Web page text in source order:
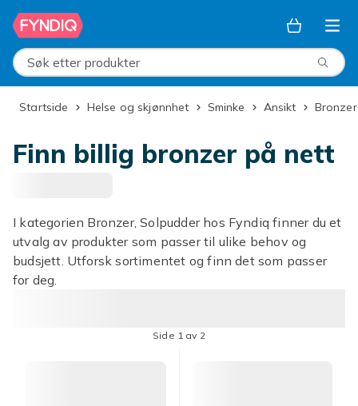
Hopp til hovedinnhold
Søk etter produkter
Startside Helse og skjønnhet Sminke Ansikt Bronzer
Finn billig bronzer på nett
I kategorien Bronzer, Solpudder hos Fyndiq finner du et
utvalg av produkter som passer til ulike behov og
budsjett. Utforsk sortimentet og finn det som passer
for deg.
Side 1 av 2